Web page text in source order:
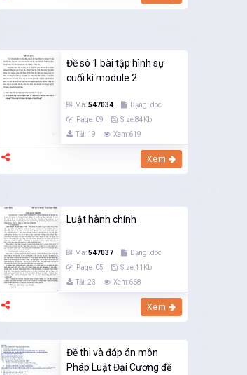
Đề sô 1 bài tập hình sự
cuối kì module 2
Mã:547034
Dạng:.doc
Page: 09
Size:84Kb
Tải: 19
Xem:619
Xem
Luật hành chính
Mã:547037
Dạng:.doc
Page: 05
Size:41Kb
Tải: 23
Xem:668
Xem
Đề thi và đáp án môn
Pháp Luật Đại Cương đề